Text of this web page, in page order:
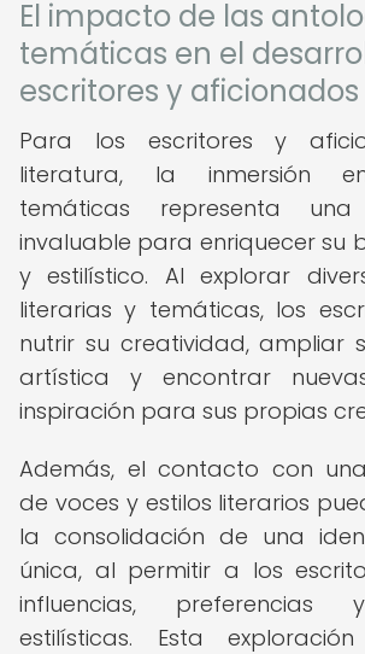
El impacto de las
temáticas en el
escritores y aficionados
Para los escritores y
literatura, la inmersión
temáticas representa una
invaluable para enriquecer su
y estilístico. Al explorar
literarias y temáticas, los
nutrir su creatividad, ampliar
artística y encontrar
inspiración para sus propias
Además, el contacto con
de voces y estilos literarios
la consolidación de una
única, al permitir a los
influencias, preferencias
estilísticas. Esta